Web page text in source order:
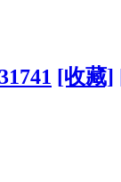
[收藏]